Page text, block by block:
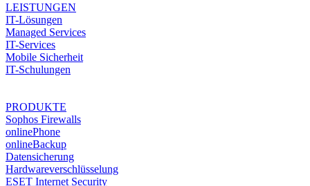
LEISTUNGEN
IT-Lösungen
Managed Services
IT-Services
Mobile Sicherheit
IT-Schulungen
PRODUKTE
Sophos Firewalls
onlinePhone
onlineBackup
Datensicherung
Hardwareverschlüsselung
ESET Internet Security